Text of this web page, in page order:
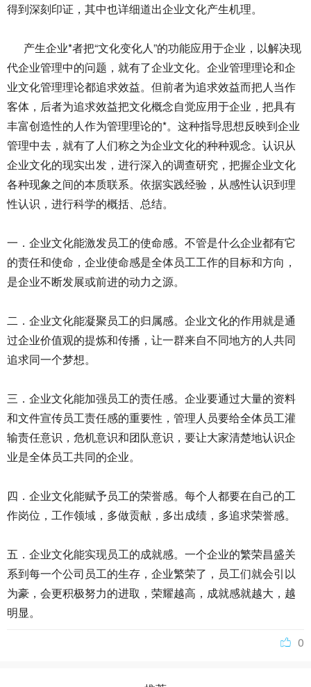
得到深刻印证，其中也详细道出企业文化产生机理。
产生企业*者把“文化变化人”的功能应用于企业，以解决现
代企业管理中的问题，就有了企业文化。企业管理理论和企
业文化管理理论都追求效益。但前者为追求效益而把人当作
客体，后者为追求效益把文化概念自觉应用于企业，把具有
丰富创造性的人作为管理理论的*。这种指导思想反映到企业
管理中去，就有了人们称之为企业文化的种种观念。认识从
企业文化的现实出发，进行深入的调查研究，把握企业文化
各种现象之间的本质联系。依据实践经验，从感性认识到理
性认识，进行科学的概括、总结。
一．企业文化能激发员工的使命感。不管是什么企业都有它
的责任和使命，企业使命感是全体员工工作的目标和方向，
是企业不断发展或前进的动力之源。
二．企业文化能凝聚员工的归属感。企业文化的作用就是通
过企业价值观的提炼和传播，让一群来自不同地方的人共同
追求同一个梦想。
三．企业文化能加强员工的责任感。企业要通过大量的资料
和文件宣传员工责任感的重要性，管理人员要给全体员工灌
输责任意识，危机意识和团队意识，要让大家清楚地认识企
业是全体员工共同的企业。
四．企业文化能赋予员工的荣誉感。每个人都要在自己的工
作岗位，工作领域，多做贡献，多出成绩，多追求荣誉感。
五．企业文化能实现员工的成就感。一个企业的繁荣昌盛关
系到每一个公司员工的生存，企业繁荣了，员工们就会引以
为豪，会更积极努力的进取，荣耀越高，成就感就越大，越
明显。
0